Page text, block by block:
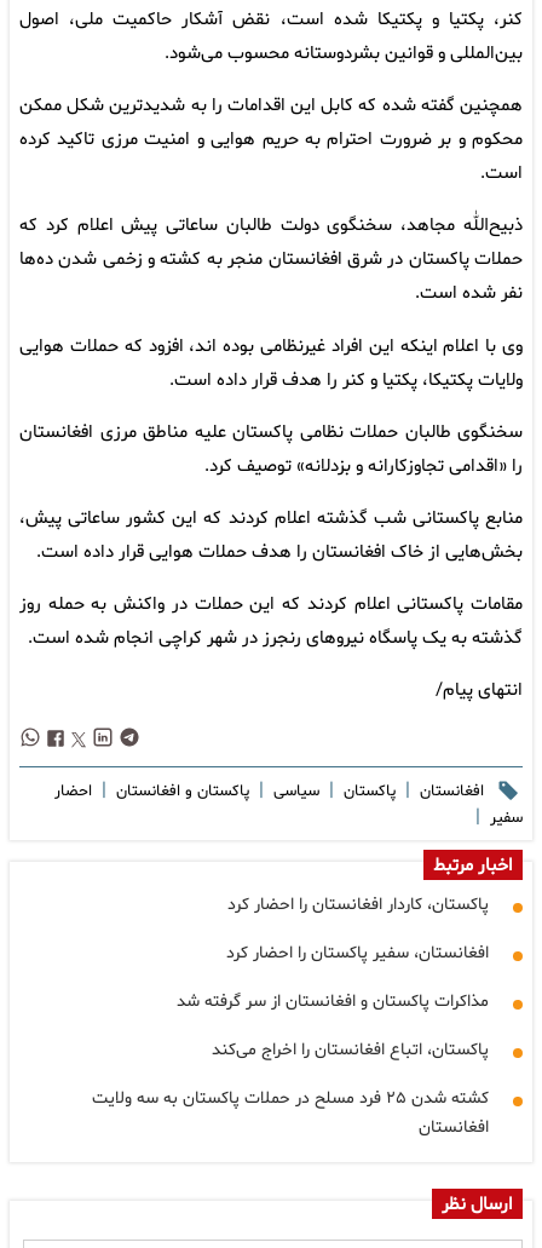
کنر، پکتیا و پکتیکا شده است، نقض آشکار حاکمیت ملی، اصول
بین‌المللی و قوانین بشردوستانه محسوب می‌شود.
همچنین گفته شده که کابل این اقدامات را به شدیدترین شکل ممکن
محکوم و بر ضرورت احترام به حریم هوایی و امنیت مرزی تاکید کرده
است.
ذبیح‌الله مجاهد، سخنگوی دولت طالبان ساعاتی پیش اعلام کرد که
حملات پاکستان در شرق افغانستان منجر به کشته و زخمی شدن ده‌ها
نفر شده است.
وی با اعلام اینکه این افراد غیرنظامی بوده اند، افزود که حملات هوایی
ولایات پکتیکا، پکتیا و کنر را هدف قرار داده است.
سخنگوی طالبان حملات نظامی پاکستان علیه مناطق مرزی افغانستان
را «اقدامی تجاوزکارانه و بزدلانه» توصیف کرد.
منابع پاکستانی شب گذشته اعلام کردند که این کشور ساعاتی پیش،
بخش‌هایی از خاک افغانستان را هدف حملات هوایی قرار داده است.
مقامات پاکستانی اعلام کردند که این حملات در واکنش به حمله روز
گذشته به یک پاسگاه نیروهای رنجرز در شهر کراچی انجام شده است.
انتهای پیام/
افغانستان | پاکستان | سیاسی | پاکستان و افغانستان | احضار
سفیر |
اخبار مرتبط
پاکستان، کاردار افغانستان را احضار کرد
افغانستان، سفیر پاکستان را احضار کرد
مذاکرات پاکستان و افغانستان از سر گرفته شد
پاکستان، اتباع افغانستان را اخراج می‌کند
کشته شدن ۲۵ فرد مسلح در حملات پاکستان به سه ولایت
افغانستان
ارسال نظر